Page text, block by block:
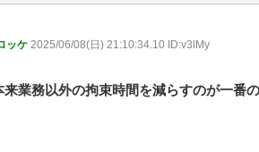
ッケ 2025/06/08(日) 21:10:34.10 ID:v3lMy
来業務以外の拘束時間を減らすのが一番